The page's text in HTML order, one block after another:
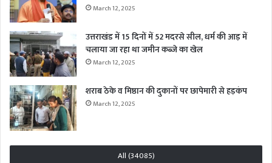
March 12, 2025
उत्तराखंड में 15 दिनों में 52 मदरसे सील, धर्म की आड़ में
चलाया जा रहा था जमीन कब्जे का खेल
March 12, 2025
शराब ठेके व मिष्ठान की दुकानों पर छापेमारी से हड़कंप
March 12, 2025
All (34085)